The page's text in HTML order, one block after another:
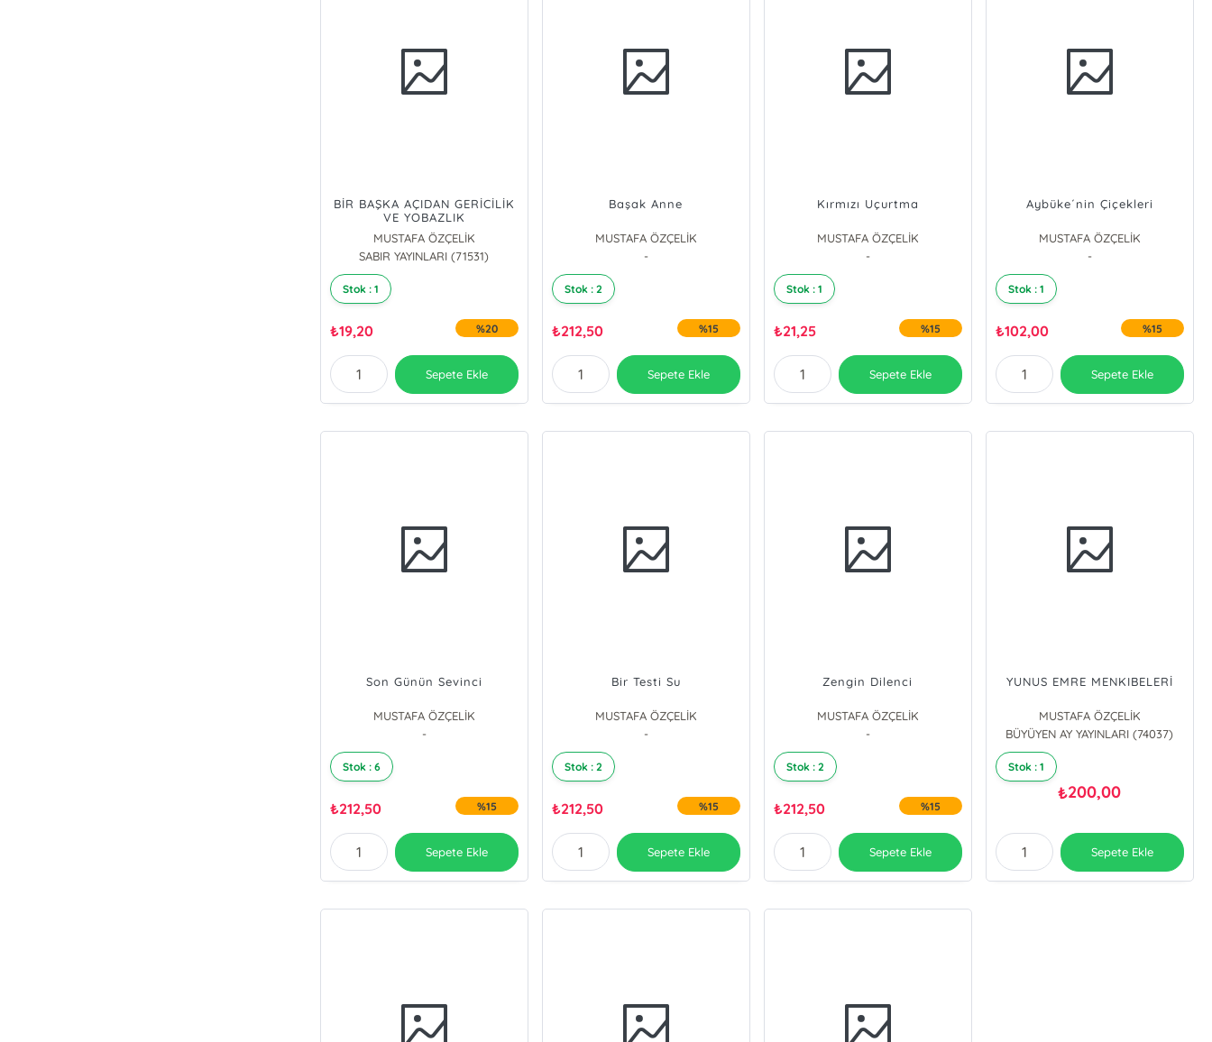
BİR BAŞKA AÇIDAN GERİCİLİK
VE YOBAZLIK
MUSTAFA ÖZÇELİK
SABIR YAYINLARI (71531)
Stok : 1
₺19,20 %20
Sepete Ekle
Başak Anne
MUSTAFA ÖZÇELİK
-
Stok : 2
₺212,50 %15
Sepete Ekle
Kırmızı Uçurtma
MUSTAFA ÖZÇELİK
-
Stok : 1
₺21,25 %15
Sepete Ekle
Aybüke´nin Çiçekleri
MUSTAFA ÖZÇELİK
-
Stok : 1
₺102,00 %15
Sepete Ekle
Son Günün Sevinci
MUSTAFA ÖZÇELİK
-
Stok : 6
₺212,50 %15
Sepete Ekle
Bir Testi Su
MUSTAFA ÖZÇELİK
-
Stok : 2
₺212,50 %15
Sepete Ekle
Zengin Dilenci
MUSTAFA ÖZÇELİK
-
Stok : 2
₺212,50 %15
Sepete Ekle
YUNUS EMRE MENKIBELERİ
MUSTAFA ÖZÇELİK
BÜYÜYEN AY YAYINLARI (74037)
Stok : 1
₺200,00
Sepete Ekle